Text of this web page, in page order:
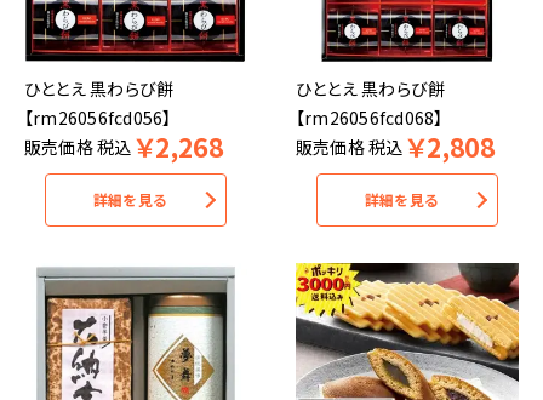
ひととえ 黒わらび餅
【rm26056fcd056】
販売価格税込 ￥2,268
詳細を見る
ひととえ 黒わらび餅
【rm26056fcd068】
販売価格税込 ￥2,808
詳細を見る